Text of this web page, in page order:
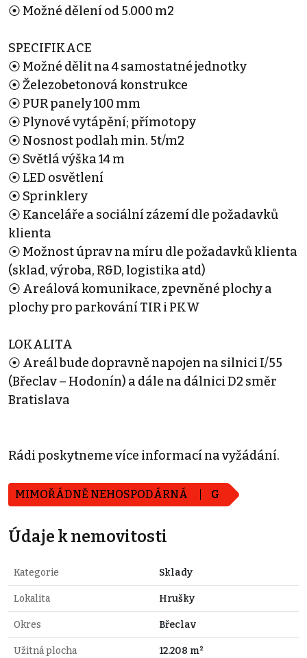
⦿ Možné dělení od 5.000 m2
SPECIFIKACE
⦿ Možné dělit na 4 samostatné jednotky
⦿ Železobetonová konstrukce
⦿ PUR panely 100 mm
⦿ Plynové vytápění; přímotopy
⦿ Nosnost podlah min. 5t/m2
⦿ Světlá výška 14 m
⦿ LED osvětlení
⦿ Sprinklery
⦿ Kanceláře a sociální zázemí dle požadavků
klienta
⦿ Možnost úprav na míru dle požadavků klienta
(sklad, výroba, R&D, logistika atd)
⦿ Areálová komunikace, zpevněné plochy a
plochy pro parkování TIR i PKW
LOKALITA
⦿ Areál bude dopravně napojen na silnici I/55
(Břeclav – Hodonín) a dále na dálnici D2 směr
Bratislava
Rádi poskytneme více informací na vyžádání.
MIMOŘÁDNĚ NEHOSPODÁRNÁ G
Údaje k nemovitosti
Kategorie Sklady
Lokalita Hrušky
Okres Břeclav
Užitná plocha 12.208 m²